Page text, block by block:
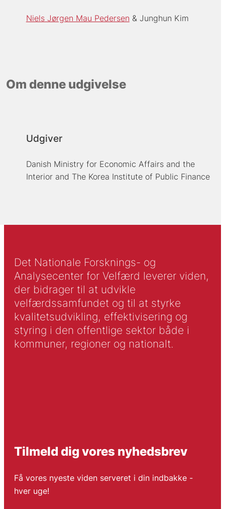
Niels Jørgen Mau Pedersen Junghun Kim
Om denne udgivelse
Udgiver
Danish Ministry for Economic Affairs and the
Interior and The Korea Institute of Public Finance
Det Nationale Forsknings- og
Analysecenter for Velfærd leverer viden,
der bidrager til at udvikle
velfærdssamfundet og til at styrke
kvalitetsudvikling, effektivisering og
styring i den offentlige sektor både i
kommuner, regioner og nationalt.
Tilmeld dig vores nyhedsbrev
Få vores nyeste viden serveret i din indbakke -
hver uge!